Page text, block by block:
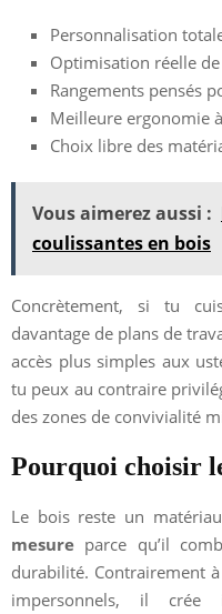
Personnalisation
Optimisation réelle
Rangements pensés
Meilleure ergonomie à
Choix libre des
Vous aimerez aussi :
coulissantes en bois
Concrètement, si tu
davantage de plans de
accès plus simples aux
tu peux au contraire
des zones de convivialité
Pourquoi choisir
Le bois reste un
mesure parce qu’il
durabilité. Contrairement
impersonnels, il crée